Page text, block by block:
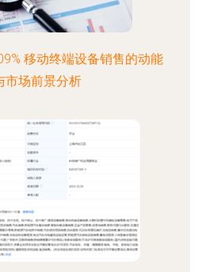
移动终端设备销售的动能
市场前景分析